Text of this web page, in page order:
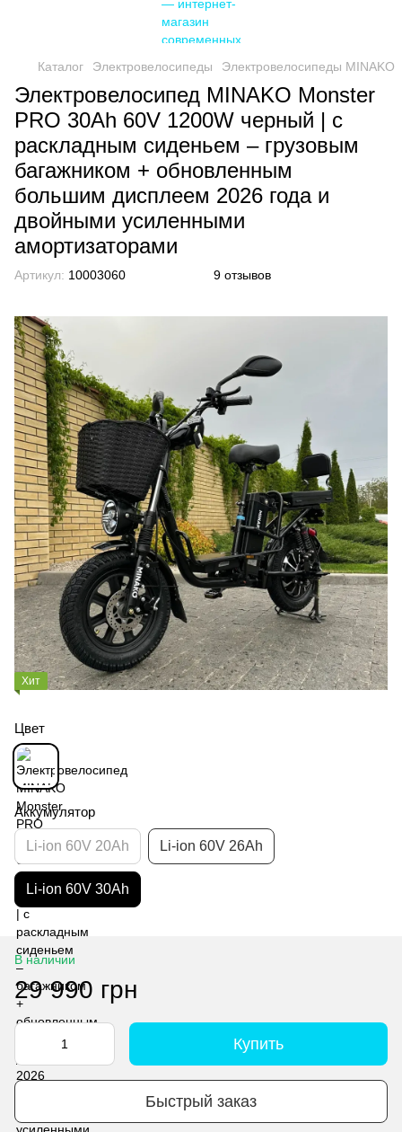
Каталог Электровелосипеды Электровелосипеды MINAKO
Электровелосипед MINAKO Monster
PRO 30Ah 60V 1200W черный | с
раскладным сиденьем – грузовым
багажником + обновленным
большим дисплеем 2026 года и
двойными усиленными
амортизаторами
Артикул: 10003060 9 отзывов
Хит
Цвет
Аккумулятор
Li-ion 60V 20Ah Li-ion 60V 26Ah
Li-ion 60V 30Ah
В наличии
29 990 грн
Купить
Быстрый заказ